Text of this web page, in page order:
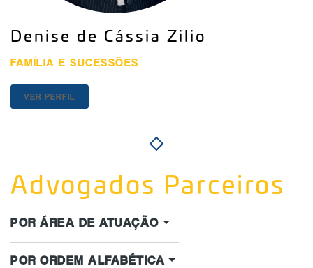
Denise de Cássia Zilio
FAMÍLIA E SUCESSÕES
VER PERFIL
Advogados Parceiros
POR ÁREA DE ATUAÇÃO
POR ORDEM ALFABÉTICA